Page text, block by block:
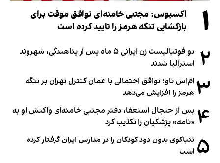
۱
اکسیوس: مجتبی خامنه‌ای توافق موقت برای
بازگشایی تنگه هرمز را تایید کرده است
۲
دو فوتبالیست زن ایرانی ۵ ماه پس از پناهندگی، شهروند
استرالیا شدند
۳ ام‌اس ناو: توافق احتمالی با عمان کنترل تهران بر تنگه
هرمز را افزایش می‌دهد
۴ پس از جنجال استعفا، دفتر مجتبی خامنه‌ای واکنش او به
«نامه» پزشکیان را تکذیب کرد
۵ تنباکوی بدون دود کودکان را در مدارس ایران گرفتار کرده
است